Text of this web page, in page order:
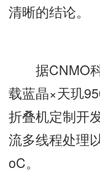
清晰的结论。
据CNMO科
载蓝晶×天玑
折叠机定制开
流多线程处理
oC。